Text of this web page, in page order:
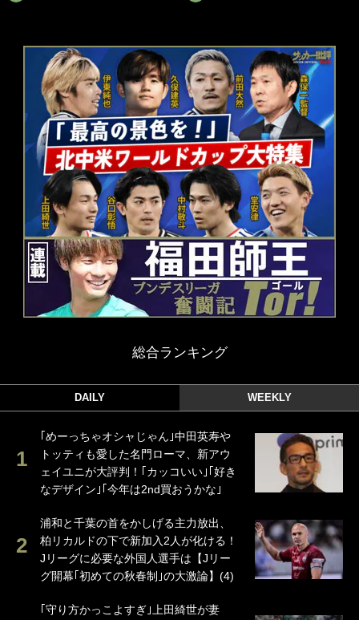
総合ランキング
DAILY WEEKLY
｢めーっちゃオシャじゃん｣中田英寿や
トッティも愛した名門ローマ、新アウ
ェイユニが大評判！｢カッコいい｣｢好き
なデザイン｣｢今年は2nd買おうかな｣
浦和と千葉の首をかしげる主力放出、
柏リカルドの下で新加入2人が化ける！
Jリーグに必要な外国人選手は【Jリー
グ開幕｢初めての秋春制｣の大激論】(4)
｢守り方かっこよすぎ｣上田綺世が妻